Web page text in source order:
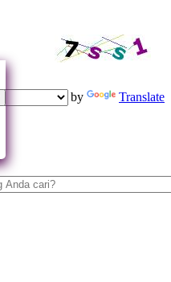
Powered by Translate